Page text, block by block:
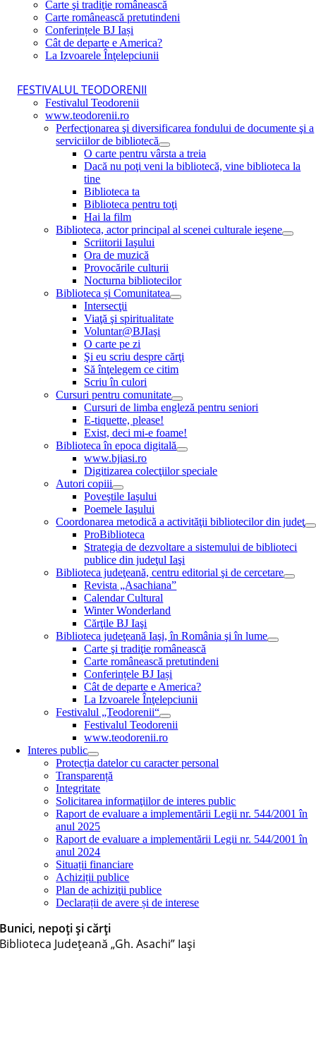
Carte şi tradiţie românească
Carte românească pretutindeni
Conferințele BJ Iași
Cât de departe e America?
La Izvoarele Înţelepciunii
FESTIVALUL TEODORENII
Festivalul Teodorenii
www.teodorenii.ro
Perfecţionarea şi diversificarea fondului de documente şi a
serviciilor de bibliotecă
O carte pentru vârsta a treia
Dacă nu poţi veni la bibliotecă, vine biblioteca la
tine
Biblioteca ta
Biblioteca pentru toţi
Hai la film
Biblioteca, actor principal al scenei culturale ieşene
Scriitorii Iaşului
Ora de muzică
Provocările culturii
Nocturna bibliotecilor
Biblioteca și Comunitatea
Intersecţii
Viaţă şi spiritualitate
Voluntar@BJIaşi
O carte pe zi
Şi eu scriu despre cărţi
Să înţelegem ce citim
Scriu în culori
Cursuri pentru comunitate
Cursuri de limba engleză pentru seniori
E-tiquette, please!
Exist, deci mi-e foame!
Biblioteca în epoca digitală
www.bjiasi.ro
Digitizarea colecţiilor speciale
Autori copiii
Poveştile Iaşului
Poemele Iaşului
Coordonarea metodică a activităţii bibliotecilor din judeţ
ProBiblioteca
Strategia de dezvoltare a sistemului de biblioteci
publice din judeţul Iaşi
Biblioteca judeţeană, centru editorial şi de cercetare
Revista „Asachiana”
Calendar Cultural
Winter Wonderland
Cărţile BJ Iaşi
Biblioteca judeţeană Iaşi, în România şi în lume
Carte şi tradiţie românească
Carte românească pretutindeni
Conferințele BJ Iași
Cât de departe e America?
La Izvoarele Înţelepciunii
Festivalul „Teodorenii“
Festivalul Teodorenii
www.teodorenii.ro
Interes public
Protecția datelor cu caracter personal
Transparență
Integritate
Solicitarea informaţiilor de interes public
Raport de evaluare a implementării Legii nr. 544/2001 în
anul 2025
Raport de evaluare a implementării Legii nr. 544/2001 în
anul 2024
Situații financiare
Achiziții publice
Plan de achiziţii publice
Declarații de avere și de interese
Bunici, nepoți și cărți
Biblioteca Judeţeană „Gh. Asachi” Iaşi